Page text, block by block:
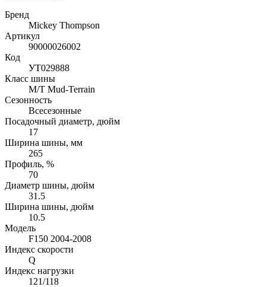
Бренд
Mickey Thompson
Артикул
90000026002
Код
УТ029888
Класс шины
M/T Mud-Terrain
Сезонность
Всесезонные
Посадочный диаметр, дюйм
17
Ширина шины, мм
265
Профиль, %
70
Диаметр шины, дюйм
31.5
Ширина шины, дюйм
10.5
Модель
F150 2004-2008
Индекс скорости
Q
Индекс нагрузки
121/118